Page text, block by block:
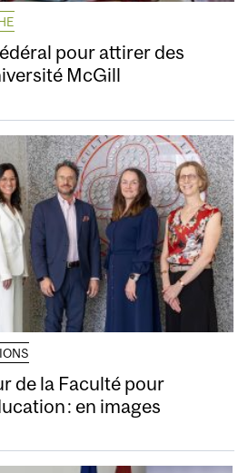
pour attirer des
McGill
de la Faculté pour
: en images